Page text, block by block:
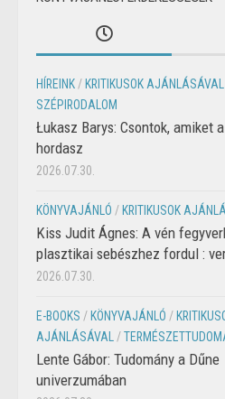
HÍREINK / KRITIKUSOK AJÁNLÁSÁVAL
SZÉPIRODALOM
Łukasz Barys: Csontok, amiket
hordasz
2026.07.30.
KÖNYVAJÁNLÓ / KRITIKUSOK
Kiss Judit Ágnes: A vén
plasztikai sebészhez fordul :
2026.07.30.
E-BOOKS / KÖNYVAJÁNLÓ /
AJÁNLÁSÁVAL
/
Lente Gábor: Tudomány a Dűne
univerzumában